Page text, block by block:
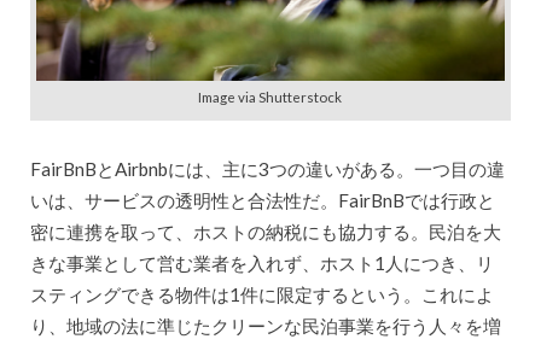
Image via Shutterstock
FairBnBとAirbnbには、主に3つの違いがある。一つ目の違
いは、サービスの透明性と合法性だ。FairBnBでは行政と
密に連携を取って、ホストの納税にも協力する。民泊を大
きな事業として営む業者を入れず、ホスト1人につき、リ
スティングできる物件は1件に限定するという。これによ
り、地域の法に準じたクリーンな民泊事業を行う人々を増